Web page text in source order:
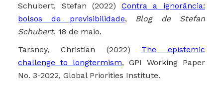
Schubert, Stefan (2022)Contra a ignorância:
bolsos de previsibilidade, Blog de Stefan
Schubert, 18 de maio.
Tarsney, Christian (2022) The epistemic
challenge to longtermism, GPI Working Paper
No. 3-2022, Global Priorities Institute.